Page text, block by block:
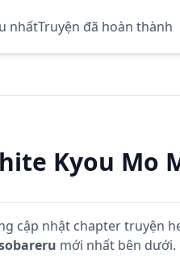
nhấtTruyện đã hoàn thành
Kyou Mo
cập nhật chapter truyện
mới nhất bên dưới.